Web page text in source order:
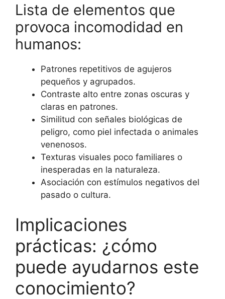
Lista de elementos que
provoca incomodidad en
humanos:
Patrones repetitivos de agujeros
pequeños y agrupados.
Contraste alto entre zonas oscuras y
claras en patrones.
Similitud con señales biológicas de
peligro, como piel infectada o animales
venenosos.
Texturas visuales poco familiares o
inesperadas en la naturaleza.
Asociación con estímulos negativos del
pasado o cultura.
Implicaciones
prácticas: ¿cómo
puede ayudarnos este
conocimiento?